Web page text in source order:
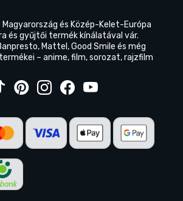
Magyarország és Közép-Kelet-Európa
és gyűjtői termék kínálatával vár.
Mattel, Good Smile és még
– anime, film, sorozat, rajzfilm